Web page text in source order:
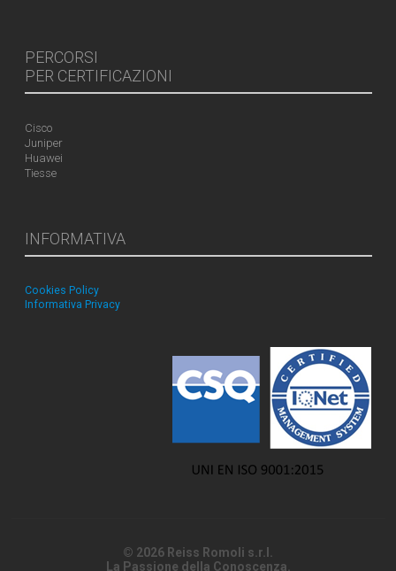
PERCORSI
PER CERTIFICAZIONI
Cisco
Juniper
Huawei
Tiesse
INFORMATIVA
Cookies Policy
Informativa Privacy
© 2026 Reiss Romoli s.r.l.
La Passione della Conoscenza.